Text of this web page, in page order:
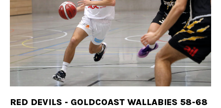
RED DEVILS - GOLDCOAST WALLABIES 58-68